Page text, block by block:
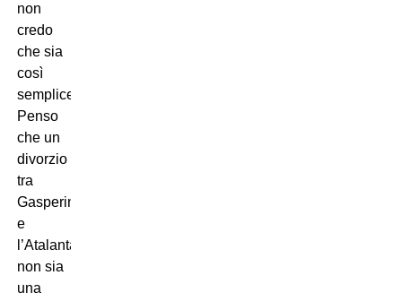
non
credo
che sia
così
semplice.
Penso
che un
divorzio
tra
Gasperini
e
l’Atalanta
non sia
una